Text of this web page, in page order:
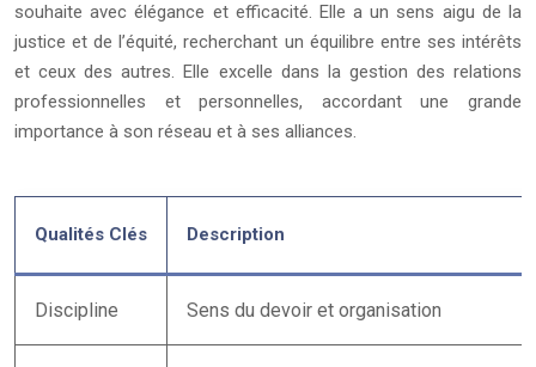
souhaite avec élégance et efficacité. Elle a un sens aigu de la
justice et de l’équité, recherchant un équilibre entre ses intérêts
et ceux des autres. Elle excelle dans la gestion des relations
professionnelles et personnelles, accordant une grande
importance à son réseau et à ses alliances.
Qualités Clés Description
Discipline Sens du devoir et organisation